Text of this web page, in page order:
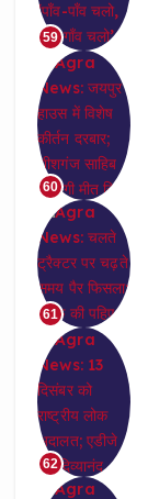
59
60
61
62